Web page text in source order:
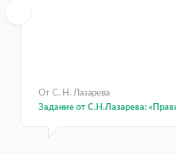
От С. Н. Лазарева
Задание от С.Н.Лазарева: